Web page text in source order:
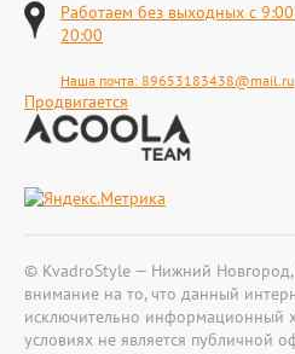
Работаем без выходных с
20:00
Наша почта: 89653183438@mail.ru
Продвигается
© KvadroStyle — Нижний
внимание на то, что данный
исключительно информационный
условиях не является публичной